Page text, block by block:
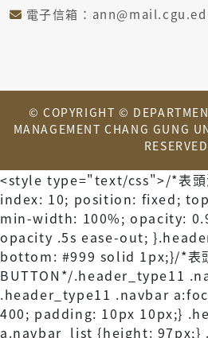
電子信箱：
© COPYRIGHT ©
MANAGEMENT CHANG GUNG
<style type="text/css">/*表
index: 10; position: fixed;
min-width: 100%; opacity:
opacity .5s ease-out;
bottom: #999 solid 1px;}/*表
BUTTON*/.header_type11
.header_type11 .navbar
400; padding: 10px 10px;}
a.navbar_list {height: 97px;}